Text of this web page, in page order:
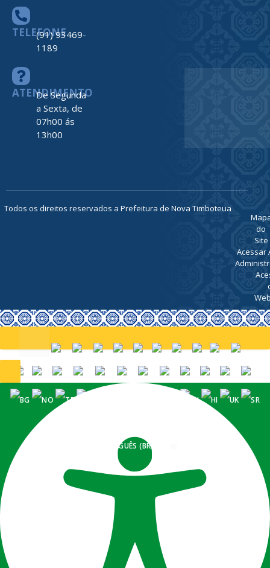
TELEFONE
(91) 93469-
1189
ATENDIMENTO
De Segunda
a Sexta, de
07h00 ás
13h00
Todos os direitos reservados a Prefeitura de Nova Timboteua
do
Site
Acessar
PORTUGUÊS (BRASIL)